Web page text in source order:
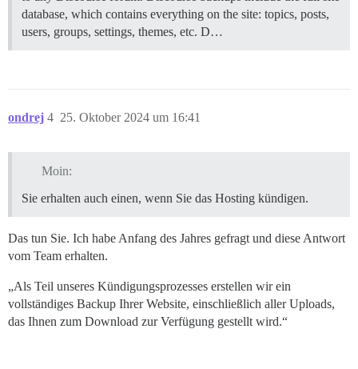
database, which contains everything on the site: topics, posts,
users, groups, settings, themes, etc. D…
ondrej 25. Oktober 2024 um 16:41
4
Moin:
Sie erhalten auch einen, wenn Sie das Hosting kündigen.
Das tun Sie. Ich habe Anfang des Jahres gefragt und diese Antwort
vom Team erhalten.
„Als Teil unseres Kündigungsprozesses erstellen wir ein
vollständiges Backup Ihrer Website, einschließlich aller Uploads,
das Ihnen zum Download zur Verfügung gestellt wird.“